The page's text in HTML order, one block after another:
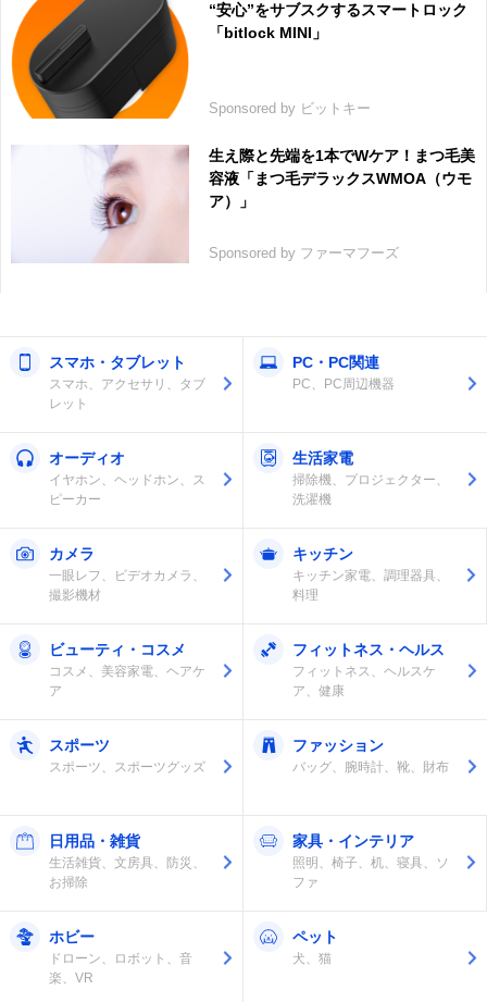
“安心”をサブスクするスマートロック
「bitlock MINI」
Sponsored by ビットキー
生え際と先端を1本でWケア！まつ毛美
容液「まつ毛デラックスWMOA（ウモ
ア）」
Sponsored by ファーマフーズ
スマホ・タブレット
スマホ、アクセサリ、タブ
レット
PC・PC関連
PC、PC周辺機器
オーディオ
イヤホン、ヘッドホン、ス
ピーカー
生活家電
掃除機、プロジェクター、
洗濯機
カメラ
一眼レフ、ビデオカメラ、
撮影機材
キッチン
キッチン家電、調理器具、
料理
ビューティ・コスメ
コスメ、美容家電、ヘアケ
ア
フィットネス・ヘルス
フィットネス、ヘルスケ
ア、健康
スポーツ
スポーツ、スポーツグッズ
ファッション
バッグ、腕時計、靴、財布
日用品・雑貨
生活雑貨、文房具、防災、
お掃除
家具・インテリア
照明、椅子、机、寝具、ソ
ファ
ホビー
ドローン、ロボット、音
楽、VR
ペット
犬、猫